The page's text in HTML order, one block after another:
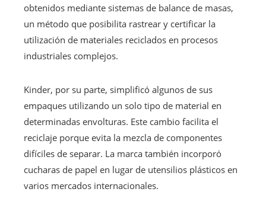
obtenidos mediante sistemas de balance de masas,
un método que posibilita rastrear y certificar la
utilización de materiales reciclados en procesos
industriales complejos.
Kinder, por su parte, simplificó algunos de sus
empaques utilizando un solo tipo de material en
determinadas envolturas. Este cambio facilita el
reciclaje porque evita la mezcla de componentes
difíciles de separar. La marca también incorporó
cucharas de papel en lugar de utensilios plásticos en
varios mercados internacionales.